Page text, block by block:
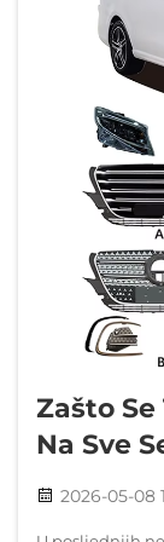
Zašto
Na Sve
2026-05-08